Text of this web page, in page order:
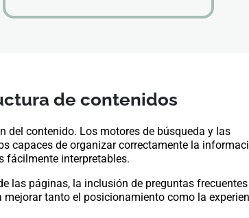
de contenidos
del contenido. Los motores de búsqueda y las
capaces de organizar correctamente la
fácilmente interpretables.
las páginas, la inclusión de preguntas
tanto el posicionamiento como la